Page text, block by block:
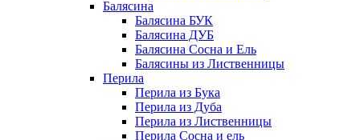
Балясина
Балясина БУК
Балясина ДУБ
Балясина Сосна и Ель
Балясины из Лиственницы
Перила
Перила из Бука
Перила из Дуба
Перила из Лиственницы
Перила Сосна и ель